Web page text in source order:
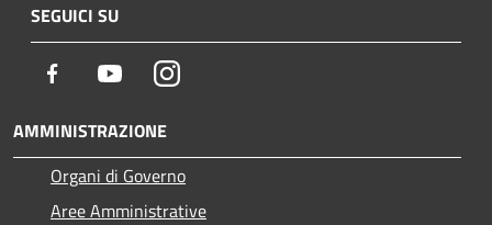
SEGUICI SU
Facebook YoutubeInstagram
AMMINISTRAZIONE
Organi di Governo
Aree Amministrative